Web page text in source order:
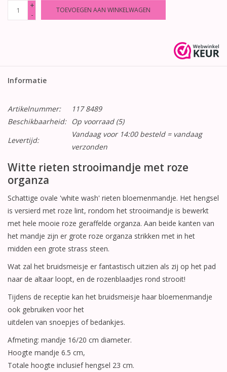
+
-
TOEVOEGEN AAN WINKELWAGEN
Informatie
Artikelnummer:
117 8489
Beschikbaarheid:
Op voorraad(5)
Levertijd:
Vandaag voor 14:00 besteld = vandaag
verzonden
Witte rieten strooimandje met roze
organza
Schattige ovale 'white wash' rieten bloemenmandje. Het hengsel
is versierd met roze lint, rondom het strooimandje is bewerkt
met hele mooie roze geraffelde organza. Aan beide kanten van
het mandje zijn er grote roze organza strikken met in het
midden een grote strass steen.
Wat zal het bruidsmeisje er fantastisch uitzien als zij op het pad
naar de altaar loopt, en de rozenblaadjes rond strooit!
Tijdens de receptie kan het bruidsmeisje haar bloemenmandje
ook gebruiken voor het
uitdelen van snoepjes of bedankjes.
Afmeting: mandje 16/20 cm diameter.
Hoogte mandje 6.5 cm,
Totale hoogte inclusief hengsel 23 cm.